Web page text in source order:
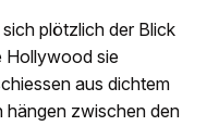
plötzlich der Blick
Hollywood sie
aus dichtem
hängen zwischen den